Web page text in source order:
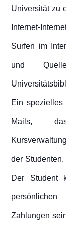
Universität zu
Internet-
Surfen im
und
Ein
Mails,
der Studenten.
Der Student
Zahlungen